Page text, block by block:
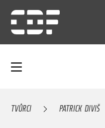
TVŮRCI PATRICK DIVIŠ